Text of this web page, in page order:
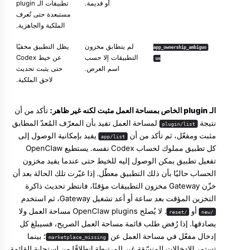
أو قديمة.
تطبيقات الـ plugin
مستبعدة حتى تُعرف
الملكية والجاهزية.
app_ownership_ambiguo
us
لم يتطابق مخزون
التطبيقات إلا حسب
اسم العرض.
يظل التطبيق مخفيًا
عن خيط Codex
حتى يثبت تحديث
لاحق الملكية.
الـ plugin الخاص بمساحة العمل مثبت لكنه غير ظاهر:
تأكد من أن
نتيجة
plugin/list لمساحة العمل تفيد بأن المعرّف المُعدّ المطابق
مثبت ومفعّل، ثم تأكد من أن
app/list يفيد بإمكانية الوصول إلى
كل تطبيق مملوك لحساب Codex نفسه. يستطيع OpenClaw
تفعيل تطبيق يمكن الوصول إليه للخيط حتى عندما يفيد مخزون
الحساب حاليًا بأن ذلك التطبيق معطّل. إذا غيّرت تلك الحالة بعد أن
خزّن Gateway مخزون التطبيقات مؤقتًا، فانتظر تحديث ذاكرة
التخزين المؤقت بعد ساعة أو أعد تشغيل Gateway، ثم استخدم
/new أو /reset
. لا يُصلح OpenClaw plugins مساحة العمل ولا
يصادقها. إذا رُفض طلب قائمة مساحة العمل الصريح، فسيبلغ كل
إدخال مفعّل في مساحة العمل عن
marketplace_missing ؛ بينما